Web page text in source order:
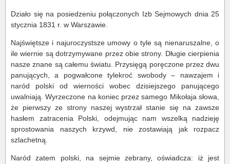
Działo się na posiedzeniu połączonych Izb Sejmowych dnia 25
stycznia 1831 r. w Warszawie.
Najświętsze i najuroczystsze umowy o tyle są nienaruszalne, o
ile wiernie są dotrzymywane przez obie strony. Długie cierpienia
nasze znane są całemu światu. Przysięgą poręczone przez dwu
panujących, a pogwałcone tylekroć swobody – nawzajem i
naród polski od wierności wobec dzisiejszego panującego
uwalniają. Wyrzeczone na koniec przez samego Mikołaja słowa,
że pierwszy ze strony naszej wystrzał stanie się na zawsze
hasłem zatracenia Polski, odejmując nam wszelką nadzieję
sprostowania naszych krzywd, nie zostawiają jak rozpacz
szlachetną.
Naród zatem polski, na sejmie zebrany, oświadcza: iż jest